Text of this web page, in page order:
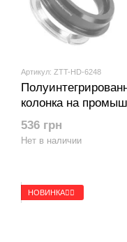
Артикул: ZTT-HD-6248
колонка на
подшипниках ZTTO
ZS44-30 | 1-1/8" |
536 грн
Нет в наличии
НОВИНКА🚴‍♂️